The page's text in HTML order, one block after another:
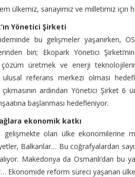
ülkemiz, sanayimiz ve milletimiz için
Yönetici Şirketi
bu gelişmeler yaşanırken,
biri; Ekopark Yönetici
çözüm üretmek ve enerji
ulusal referans merkezi olması
çıkmasının ardından Yönetici Şirket
başlanması hedefleniyor.
ekonomik katkı
gelişmekte olan ülke
Balkanlar… Bu coğrafyalardan
Makedonya da Osmanlı’dan
Ekonomide reform süreci yaşanan ülke,